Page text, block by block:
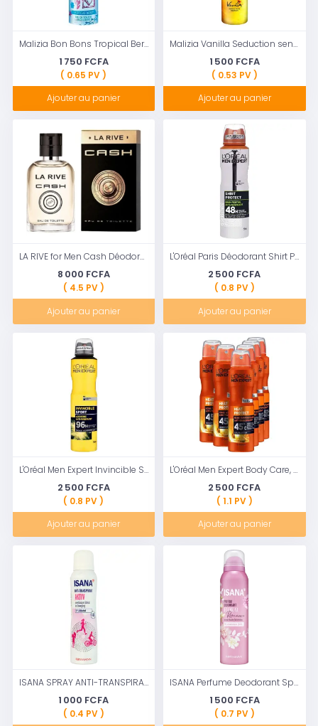
Malizia Bon Bons Tropical Berry Deo 75 ml
1 750 FCFA
( 0.65 PV )
Ajouter au panier
Malizia Vanilla Seduction senteur intense Parfum Déodorant Pour femme 100 ml
1 500 FCFA
( 0.53 PV )
Ajouter au panier
LA RIVE for Men Cash Déodorant en spray pour homme
8 000 FCFA
( 4.5 PV )
Ajouter au panier
L'Oréal Paris Déodorant Shirt Protect
2 500 FCFA
( 0.8 PV )
Ajouter au panier
L'Oréal Men Expert Invincible Sport 96H Anti-Perspirant
2 500 FCFA
( 0.8 PV )
Ajouter au panier
L'Oréal Men Expert Body Care, Déodorant Spray Efficace pour Hommes
2 500 FCFA
( 1.1 PV )
Ajouter au panier
ISANA SPRAY ANTI-TRANSPIRANT ACTIF 150 ML
1 000 FCFA
( 0.4 PV )
ISANA Perfume Deodorant Spray Floral Romance 150 ml
1 500 FCFA
( 0.7 PV )